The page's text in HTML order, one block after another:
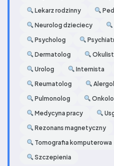
Lekarz rodzinny
Neurolog dzieciecy
Psycholog
Dermatolog
Urolog
Internista
Reumatolog
Pulmonolog
Medycyna pracy
Rezonans magnetyczny
Tomografia komputerowa
Szczepienia